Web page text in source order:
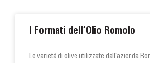
I Formati dell’Olio Romolo
Le varietà di olive utilizzate dall’azienda